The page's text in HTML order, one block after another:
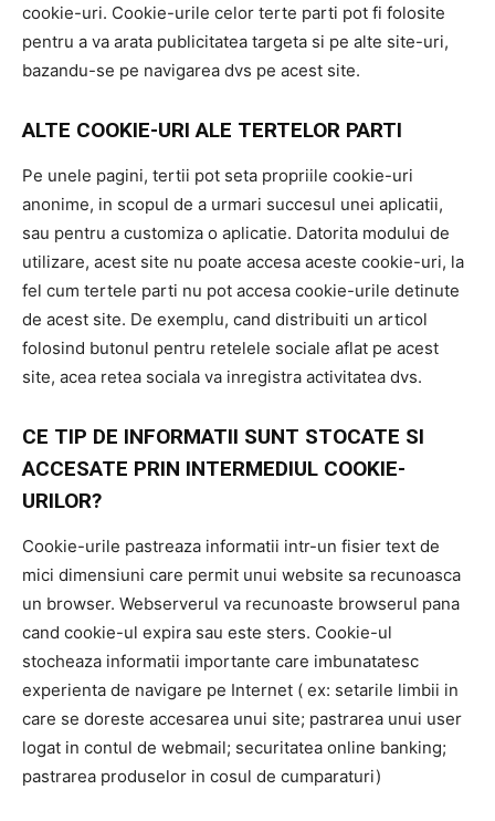
cookie-uri. Cookie-urile celor terte parti pot fi folosite
pentru a va arata publicitatea targeta si pe alte site-uri,
bazandu-se pe navigarea dvs pe acest site.
ALTE COOKIE-URI ALE TERTELOR PARTI
Pe unele pagini, tertii pot seta propriile cookie-uri
anonime, in scopul de a urmari succesul unei aplicatii,
sau pentru a customiza o aplicatie. Datorita modului de
utilizare, acest site nu poate accesa aceste cookie-uri, la
fel cum tertele parti nu pot accesa cookie-urile detinute
de acest site. De exemplu, cand distribuiti un articol
folosind butonul pentru retelele sociale aflat pe acest
site, acea retea sociala va inregistra activitatea dvs.
CE TIP DE INFORMATII SUNT STOCATE SI
ACCESATE PRIN INTERMEDIUL COOKIE-
URILOR?
Cookie-urile pastreaza informatii intr-un fisier text de
mici dimensiuni care permit unui website sa recunoasca
un browser. Webserverul va recunoaste browserul pana
cand cookie-ul expira sau este sters. Cookie-ul
stocheaza informatii importante care imbunatatesc
experienta de navigare pe Internet ( ex: setarile limbii in
care se doreste accesarea unui site; pastrarea unui user
logat in contul de webmail; securitatea online banking;
pastrarea produselor in cosul de cumparaturi)